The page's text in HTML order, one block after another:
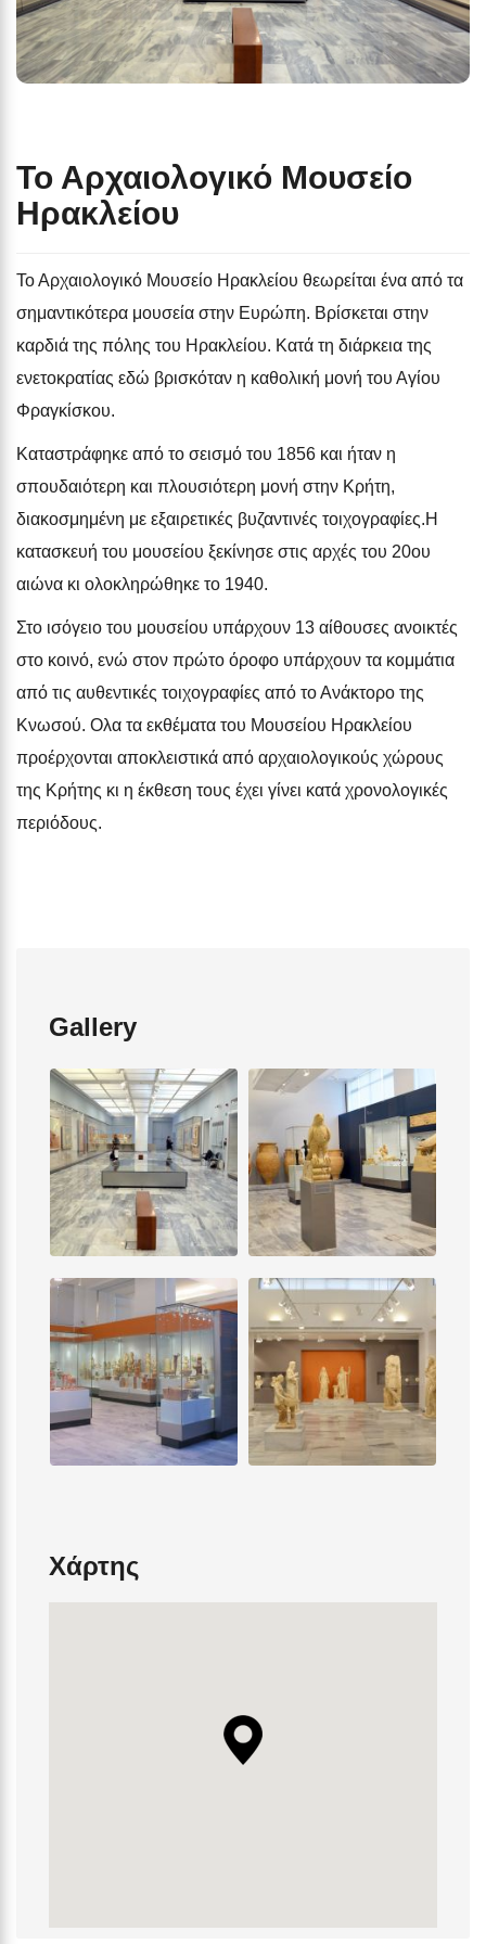
Το Αρχαιολογικό Μουσείο
Ηρακλείου
Το Αρχαιολογικό Μουσείο Ηρακλείου θεωρείται ένα από τα
σημαντικότερα μουσεία στην Ευρώπη. Βρίσκεται στην
καρδιά της πόλης του Ηρακλείου. Κατά τη διάρκεια της
ενετοκρατίας εδώ βρισκόταν η καθολική μονή του Αγίου
Φραγκίσκου.
Καταστράφηκε από το σεισμό του 1856 και ήταν η
σπουδαιότερη και πλουσιότερη μονή στην Κρήτη,
διακοσμημένη με εξαιρετικές βυζαντινές τοιχογραφίες.Η
κατασκευή του μουσείου ξεκίνησε στις αρχές του 20ου
αιώνα κι ολοκληρώθηκε το 1940.
Στο ισόγειο του μουσείου υπάρχουν 13 αίθουσες ανοικτές
στο κοινό, ενώ στον πρώτο όροφο υπάρχουν τα κομμάτια
από τις αυθεντικές τοιχογραφίες από το Ανάκτορο της
Κνωσού. Ολα τα εκθέματα του Μουσείου Ηρακλείου
προέρχονται αποκλειστικά από αρχαιολογικούς χώρους
της Κρήτης κι η έκθεση τους έχει γίνει κατά χρονολογικές
περιόδους.
Gallery
Χάρτης